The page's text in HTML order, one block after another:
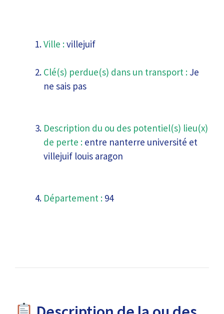
Ville :villejuif
Clé(s) perdue(s) dans un transport : Je
ne sais pas
Description du ou des potentiel(s) lieu(x)
de perte : entre nanterre université et
villejuif louis aragon
Département : 94